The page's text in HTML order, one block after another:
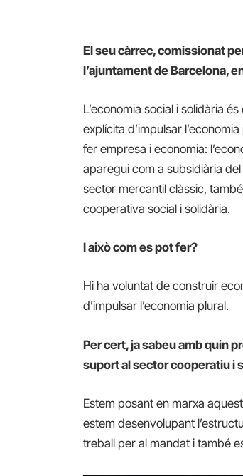
El seu càrrec, comissionat
l’ajuntament de Barcelona,
L’economia social i solidària
explícita d’impulsar
fer empresa i economia:
aparegui com a subsidiària
sector mercantil clàssic,
cooperativa social i solidària.
I això com es pot fer?
Hi ha voluntat de construir
d’impulsar l’economia plural.
Per cert, ja sabeu amb quin
suport al sector cooperatiu i
Estem posant en marxa
estem desenvolupant
treball per al mandat i també